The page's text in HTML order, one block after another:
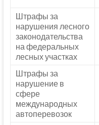
Штрафы за
нарушения лесного
законодательства
на федеральных
лесных участках
Штрафы за
нарушение в
сфере
международных
автоперевозок